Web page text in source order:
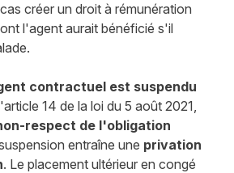
créer un droit à rémunération
l'agent aurait bénéficié s'il
contractuel est suspendu
14 de la loi du 5 août 2021,
respect de l'obligation
entraîne une privation
. Le placement ultérieur en congé